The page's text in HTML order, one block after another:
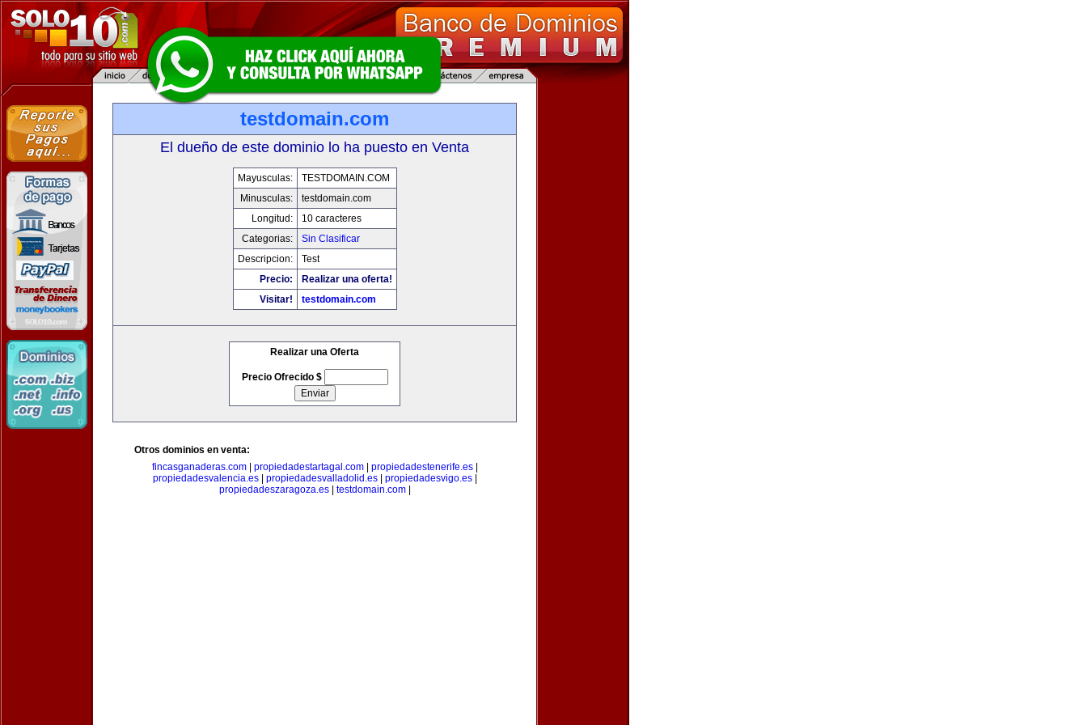
testdomain.com
El dueño de este dominio lo ha puesto en Venta
Mayusculas:
TESTDOMAIN.COM
Minusculas:
testdomain.com
Longitud:
10 caracteres
Categorias:
Sin Clasificar
Descripcion:
Test
Precio:
Realizar una oferta!
Visitar!
testdomain.com
Realizar una Oferta
Precio Ofrecido $
Otros dominios en venta:
fincasganaderas.com| propiedadestartagal.com| propiedadestenerife.es|
propiedadesvalencia.es| propiedadesvalladolid.es| propiedadesvigo.es|
propiedadeszaragoza.es| testdomain.com|